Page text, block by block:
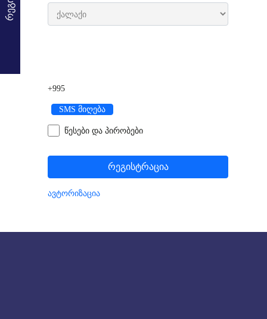
+995
SMS მიღება
წესები და პირობები
რეგისტრაცია
ავტორიზაცია